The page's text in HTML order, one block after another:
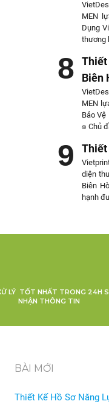
MEN
Dụng
thương
Thiết
Biên
MEN
Bảo
๏ Chủ
Thiết
diện
Biên
hạnh
LÝ TỐT NHẤT TRONG 24H
NHẬN THÔNG TIN
BÀI MỚI
Thiết Kế Hồ Sơ Năng